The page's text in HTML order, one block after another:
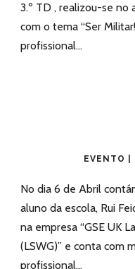
3.º TD , realizou-se no
com o tema “Ser
profissional...
EVENTO |
No dia 6 de Abril
aluno da escola, Rui
na empresa “GSE UK
(LSWG)” e conta com
profissional...